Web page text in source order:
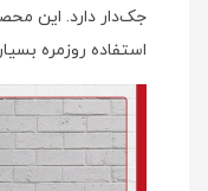
جک‌دار دارد. این
استفاده روزمره